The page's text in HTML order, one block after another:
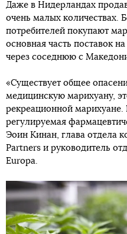
Даже в Нидерландах
очень малых количествах.
потребителей покупают
основная часть поставок
через соседнюю с
«Существует общее
медицинскую марихуану,
рекреационной
регулируемая
Эоин Кинан, глава отдела
Partners и руководитель
Europa.